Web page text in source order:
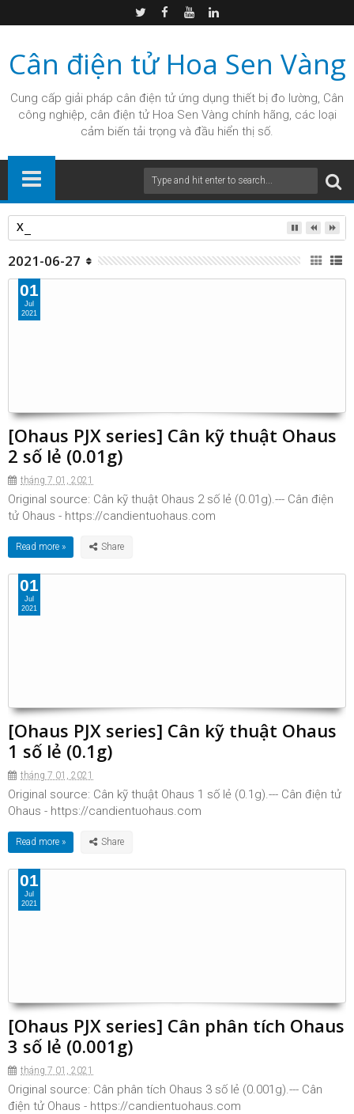
Cân điện tử Hoa Sen Vàng
Cung cấp giải pháp cân điện tử ứng dụng thiết bị đo lường, Cân
công nghiệp, cân điện tử Hoa Sen Vàng chính hãng, các loại
cảm biến tải trọng và đầu hiển thị số.
Xe tải đi đường cấm, né trạm thu phí QL10 TP chỉ đạo, CSGT
2021-06-27
[Ohaus PJX series] Cân kỹ thuật Ohaus
2 số lẻ (0.01g)
tháng 7 01, 2021
Original source: Cân kỹ thuật Ohaus 2 số lẻ (0.01g).--- Cân điện
tử Ohaus - https://candientuohaus.com
Read more »
01
Jul
2021
[Ohaus PJX series] Cân kỹ thuật Ohaus
1 số lẻ (0.1g)
tháng 7 01, 2021
Original source: Cân kỹ thuật Ohaus 1 số lẻ (0.1g).--- Cân điện tử
Ohaus - https://candientuohaus.com
Read more »
01
Jul
2021
[Ohaus PJX series] Cân phân tích Ohaus
3 số lẻ (0.001g)
tháng 7 01, 2021
Original source: Cân phân tích Ohaus 3 số lẻ (0.001g).--- Cân
điện tử Ohaus - https://candientuohaus.com
01
Jul
2021